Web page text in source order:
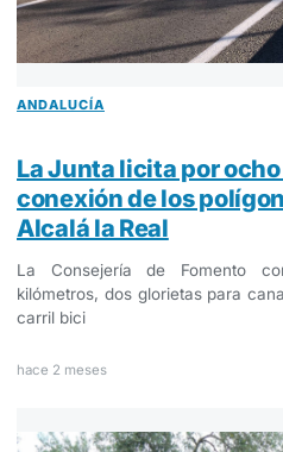
ANDALUCÍA
La Junta licita por
conexión de los
Alcalá la Real
La Consejería de Fomento
kilómetros, dos glorietas para
carril bici
hace 2 meses